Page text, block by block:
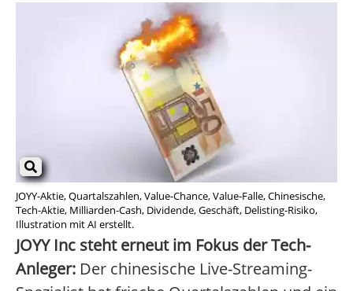
JOYY-Aktie, Quartalszahlen, Value-Chance, Value-Falle, Chinesische,
Tech-Aktie, Milliarden-Cash, Dividende, Geschäft, Delisting-Risiko,
Illustration mit AI erstellt.
JOYY Inc steht erneut im Fokus der Tech-
Anleger: Der chinesische Live-Streaming-